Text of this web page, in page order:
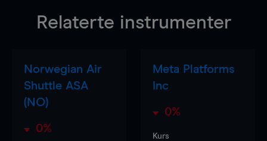
Relaterte instrumenter
Norwegian Air
Shuttle ASA
(NO)
0%
Meta Platforms
Inc
0%
Kurs